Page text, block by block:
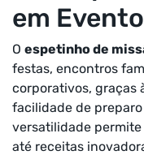
em
O espetinho de
festas, encontros
corporativos, graças
facilidade de
versatilidade
até receitas